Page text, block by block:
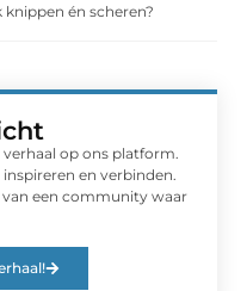
én scheren?
op ons platform.
en verbinden.
een community waar